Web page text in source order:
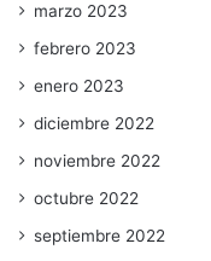
marzo 2023
febrero 2023
enero 2023
diciembre 2022
noviembre 2022
octubre 2022
septiembre 2022